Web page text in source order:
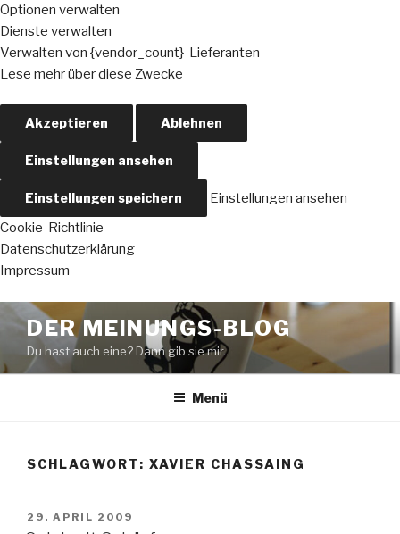
Optionen verwalten
Dienste verwalten
Verwalten von {vendor_count}-Lieferanten
Lese mehr über diese Zwecke
Akzeptieren Ablehnen
Einstellungen ansehen
Einstellungen speichern
Einstellungen ansehen
Cookie-Richtlinie
Datenschutzerklärung
Impressum
Zum
Inhalt
springen
DER MEINUNGS-BLOG
Du hast auch eine? Dann gib sie mir..
Menü
SCHLAGWORT: XAVIER CHASSAING
VERÖFFENTLICHT
29. APRIL 2009